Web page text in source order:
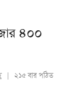
৪০০
| ২১৫ বার পঠিত